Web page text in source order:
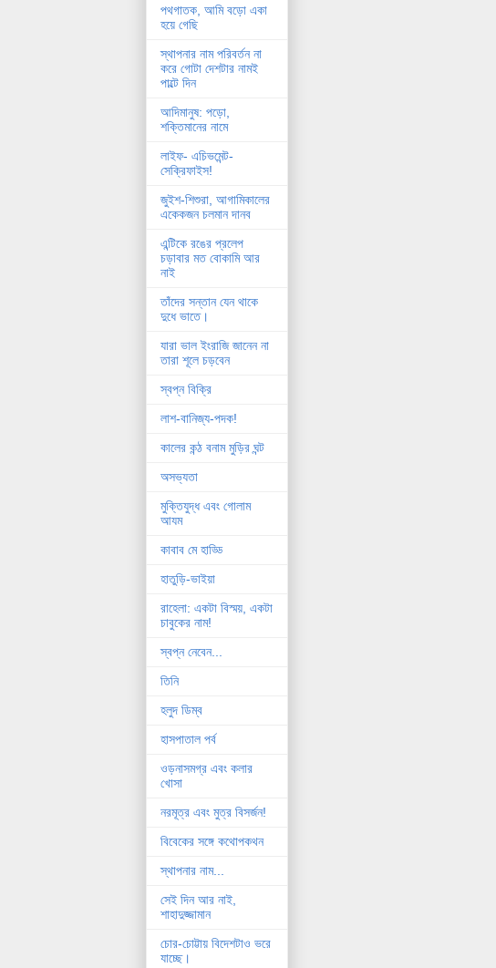
পথগাতক, আমি বড়ো একা
হয়ে গেছি
স্থাপনার নাম পরিবর্তন না
করে গোটা দেশটার নামই
পাল্টে দিন
আদিমানুষ: পড়ো,
শক্তিমানের নামে
লাইফ- এচিভমেন্ট-
সেক্রিফাইস!
জুইশ-শিশুরা, আগামিকালের
একেকজন চলমান দানব
এন্টিকে রঙের প্রলেপ
চড়াবার মত বোকামি আর
নাই
তাঁদের সন্তান যেন থাকে
দুধে ভাতে।
যারা ভাল ইংরাজি জানেন না
তারা শূলে চড়বেন
স্বপ্ন বিক্রি
লাশ-বানিজ্য-পদক!
কালের কন্ঠ বনাম মুড়ির ঘন্ট
অসভ্যতা
মুক্তিযুদ্ধ এবং গোলাম
আযম
কাবাব মে হাড্ডি
হাতুড়ি-ভাইয়া
রাহেলা: একটা বিস্ময়, একটা
চাবুকের নাম!
স্বপ্ন নেবেন...
তিনি
হলুদ ডিম্ব
হাসপাতাল পর্ব
ওড়নাসমগ্র এবং কলার
খোসা
নরমূত্র এবং মুত্র বিসর্জন!
বিবেকের সঙ্গে কথোপকথন
স্থাপনার নাম...
সেই দিন আর নাই,
শাহাদুজ্জামান
চোর-চোট্টায় বিদেশটাও ভরে
যাচ্ছে।